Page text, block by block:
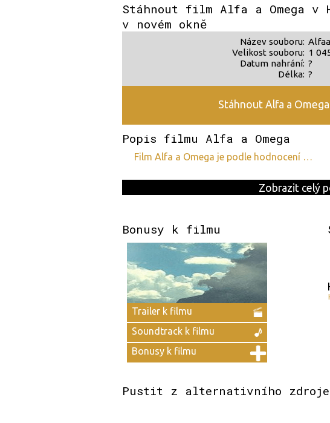
Stáhnout film Alfa a Omega
v novém okně
Název souboru:
Velikost souboru:
Datum nahrání:
Délka:
1
?
?
Stáhnout Alfa a
Popis filmu Alfa a Omega
film Alfa a Omega je podle hodnocení …
Zobrazit celý
Bonusy k filmu
Trailer k filmu
Soundtrack k filmu
Bonusy k filmu
Pustit z alternativního zdroje